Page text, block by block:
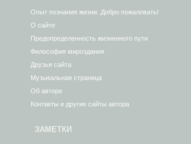
Опыт познания жизни. Добро пожаловать!
О сайте
Предопределенность жизненного пути
Философия мироздания
Друзья сайта
Музыкальная страница
Об авторе
Контакты и другие сайты автора
ЗАМЕТКИ